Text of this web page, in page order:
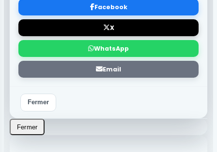
Facebook
X
WhatsApp
Email
Fermer
Fermer